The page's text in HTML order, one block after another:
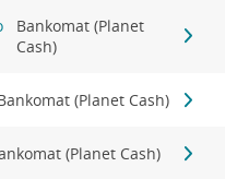
Bankomat (Planet
Cash)
(Planet Cash)
(Planet Cash)